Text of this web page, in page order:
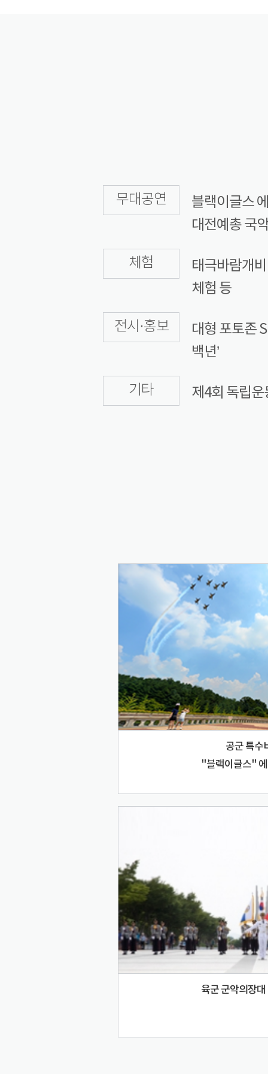
무대공연
블랙이글스
대전예총 국
체험
태극바람개
체험 등
전시·홍보
대형 포토존
백년’
기타 제4회 독립
공군 특수
"블랙이글스"
육군 군악의장